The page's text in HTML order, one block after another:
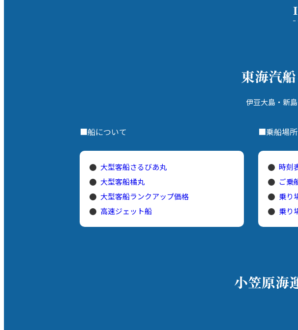
東海汽船
伊豆大島・新
■船について
大型客船さるびあ丸
大型客船橘丸
大型客船ランクアップ価格
高速ジェット船
■乗船場
時刻
ご乗
乗り
乗り
小笠原海